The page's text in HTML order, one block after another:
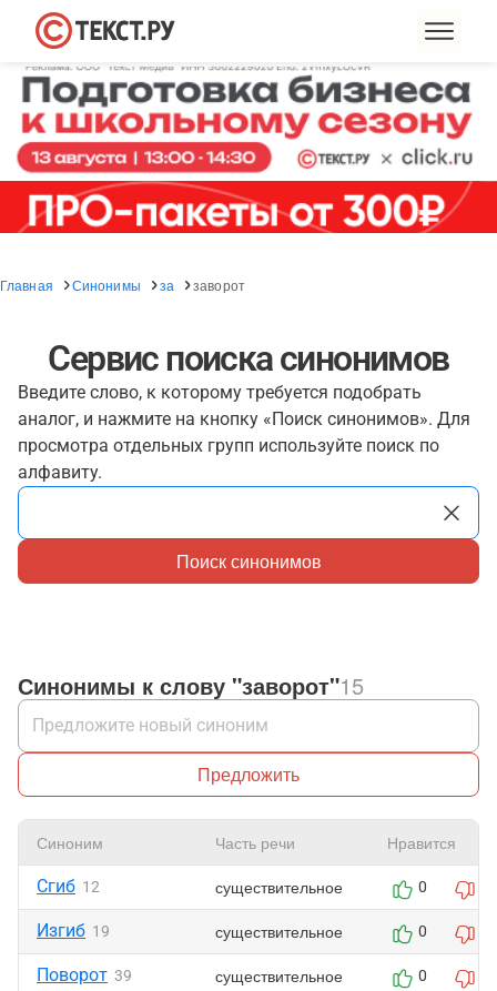
Главная Синонимы за заворот
Сервис поиска синонимов
Введите слово, к которому требуется подобрать
аналог, и нажмите на кнопку «Поиск синонимов». Для
просмотра отдельных групп используйте поиск по
алфавиту.
Поиск синонимов
Синонимы к слову "заворот"15
Предложить
Синоним Часть речи Нравится
Сгиб 12 существительное 0
Изгиб 19 существительное 0
Поворот 39 существительное 0